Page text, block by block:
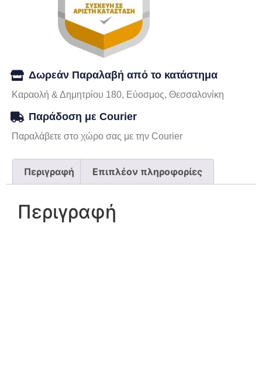
Δωρεάν Παραλαβή από το κατάστημα
Καραολή & Δημητρίου 180, Εύοσμος, Θεσσαλονίκη
Παράδοση με Courier
Παραλάβετε στο χώρο σας με την Courier
Περιγραφή Επιπλέον πληροφορίες
Περιγραφή